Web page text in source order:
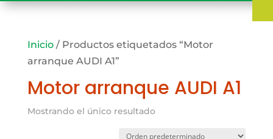
Inicio/ Productos etiquetados “Motor
arranque AUDI A1”
Motor arranque AUDI A1
Mostrando el único resultado